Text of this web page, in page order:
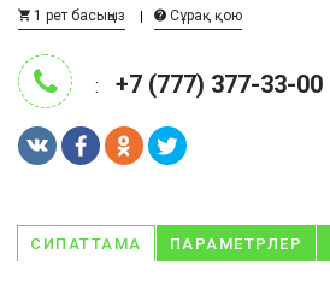
1 рет басыңыз Сұрақ қою
: +7 (777) 377-33-00
СИПАТТАМА ПАРАМЕТРЛЕР